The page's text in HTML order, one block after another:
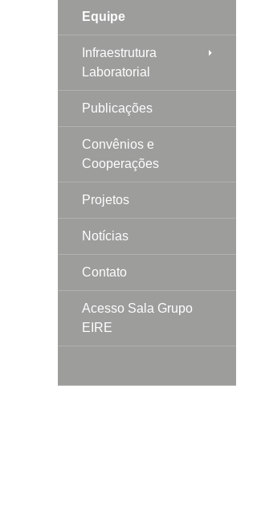
Equipe
Infraestrutura
Laboratorial
Publicações
Convênios e
Cooperações
Projetos
Notícias
Contato
Acesso Sala Grupo
EIRE